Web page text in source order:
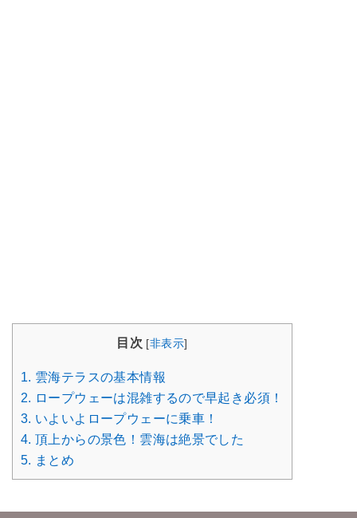
目次 [非表示]
1. 雲海テラスの基本情報
2. ロープウェーは混雑するので早起き必須！
3. いよいよロープウェーに乗車！
4. 頂上からの景色！雲海は絶景でした
5. まとめ